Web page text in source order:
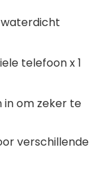
waterdicht
telefoon x 1
om zeker te
verschillende